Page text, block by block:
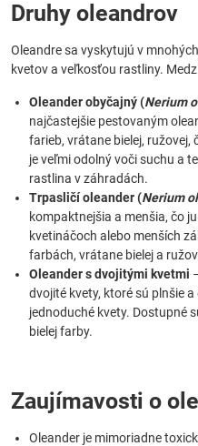
Druhy oleandrov
Oleandre sa vyskytujú v
kvetov a veľkosťou rastliny.
Oleander obyčajný (Nerium
najčastejšie pestovaným
farieb, vrátane bielej, ružovej,
je veľmi odolný voči suchu a
rastlina v záhradách.
Trpasličí oleander (Nerium
kompaktnejšia a menšia, čo
kvetináčoch alebo menších
farbách, vrátane bielej a
Oleander s dvojitými kvetmi
dvojité kvety, ktoré sú plnšie
jednoduché kvety. Dostupné
bielej farby.
Zaujímavosti o
Oleander je mimoriadne